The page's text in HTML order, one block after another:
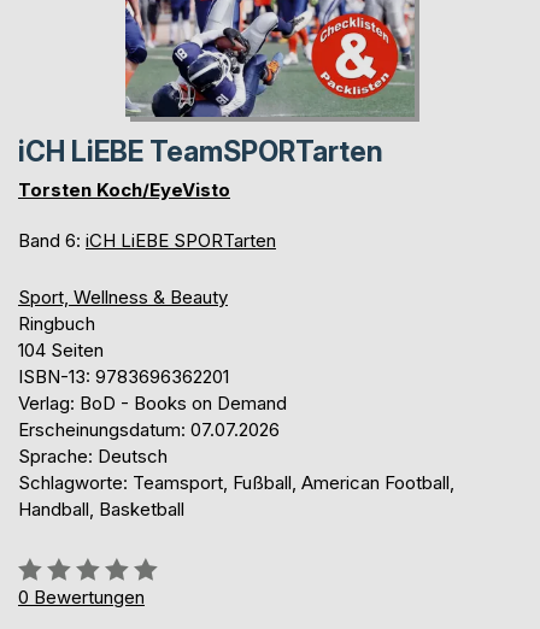
iCH LiEBE TeamSPORTarten
Torsten Koch/EyeVisto
Band 6: iCH LiEBE SPORTarten
Sport, Wellness & Beauty
Ringbuch
104 Seiten
ISBN-13: 9783696362201
Verlag: BoD - Books on Demand
Erscheinungsdatum: 07.07.2026
Sprache: Deutsch
Schlagworte: Teamsport, Fußball, American Football,
Handball, Basketball
Bewertung::
0%
0 Bewertungen